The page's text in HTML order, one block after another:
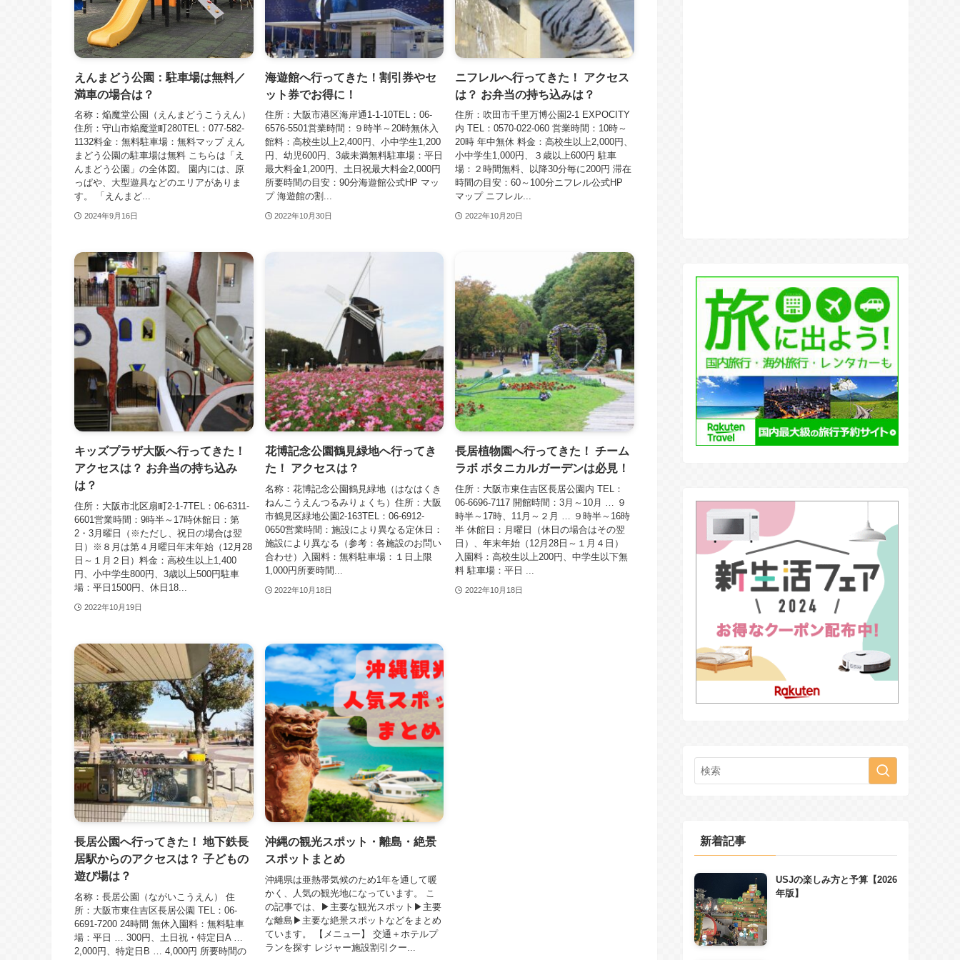
えんまどう公園：駐車場は無料／
満車の場合は？
名称：焔魔堂公園（えんまどうこうえん）
住所：守山市焔魔堂町280TEL：077-582-
1132料金：無料駐車場：無料マップ えん
まどう公園の駐車場は無料 こちらは「え
んまどう公園」の全体図。 園内には、原
っぱや、大型遊具などのエリアがありま
す。 「えんまど...
2024年9月16日
海遊館へ行ってきた！割引券やセ
ット券でお得に！
住所：大阪市港区海岸通1-1-10TEL：06-
6576-5501営業時間：９時半～20時無休入
館料：高校生以上2,400円、小中学生1,200
円、幼児600円、3歳未満無料駐車場：平日
最大料金1,200円、土日祝最大料金2,000円
所要時間の目安：90分海遊館公式HP マッ
プ 海遊館の割...
2022年10月30日
ニフレルへ行ってきた！ アクセス
は？ お弁当の持ち込みは？
住所：吹田市千里万博公園2-1 EXPOCITY
内 TEL：0570-022-060 営業時間：10時～
20時 年中無休 料金：高校生以上2,000円、
小中学生1,000円、３歳以上600円 駐車
場：２時間無料、以降30分毎に200円 滞在
時間の目安：60～100分ニフレル公式HP
マップ ニフレル...
2022年10月20日
キッズプラザ大阪へ行ってきた！
アクセスは？ お弁当の持ち込み
は？
住所：大阪市北区扇町2-1-7TEL：06-6311-
6601営業時間：9時半～17時休館日：第
2・3月曜日（※ただし、祝日の場合は翌
日）※８月は第４月曜日年末年始（12月28
日～１月２日）料金：高校生以上1,400
円、小中学生800円、3歳以上500円駐車
場：平日1500円、休日18...
2022年10月19日
花博記念公園鶴見緑地へ行ってき
た！ アクセスは？
名称：花博記念公園鶴見緑地（はなはくき
ねんこうえんつるみりょくち）住所：大阪
市鶴見区緑地公園2-163TEL：06-6912-
0650営業時間：施設により異なる定休日：
施設により異なる（参考：各施設のお問い
合わせ）入園料：無料駐車場：１日上限
1,000円所要時間...
2022年10月18日
長居植物園へ行ってきた！ チーム
ラボ ボタニカルガーデンは必見！
住所：大阪市東住吉区長居公園内 TEL：
06-6696-7117 開館時間：3月～10月 … ９
時半～17時、11月～２月 … ９時半～16時
半 休館日：月曜日（休日の場合はその翌
日）、年末年始（12月28日～１月４日）
入園料：高校生以上200円、中学生以下無
料 駐車場：平日 ...
2022年10月18日
長居公園へ行ってきた！ 地下鉄長
居駅からのアクセスは？ 子どもの
遊び場は？
名称：長居公園（ながいこうえん） 住
所：大阪市東住吉区長居公園 TEL：06-
6691-7200 24時間 無休入園料：無料駐車
場：平日 … 300円、土日祝・特定日A …
2,000円、特定日B … 4,000円 所要時間の
沖縄の観光スポット・離島・絶景
スポットまとめ
沖縄県は亜熱帯気候のため1年を通して暖
かく、人気の観光地になっています。 こ
の記事では、▶主要な観光スポット▶主要
な離島▶主要な絶景スポットなどをまとめ
ています。 【メニュー】 交通＋ホテルプ
ランを探す レジャー施設割引クー...
新着記事
USJの楽しみ方と予算【2026
年版】